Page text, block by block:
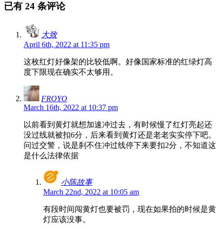
已有 24 条评论
大致
April 6th, 2022 at 11:35 pm
这枚红灯好像架的比较低啊。好像国家标准的红绿灯高
度下限现在确实不太够用。
FROYO
March 16th, 2022 at 10:37 pm
以前看到黄灯就想加速冲过去，有时候慢了红灯亮起还
没过线就被扣6分，后来看到黄灯还是老老实实停下吧。
问过交警，说是刹不住冲过线停下来要扣2分，不知道这
是什么法律依据
小陈故事
March 22nd, 2022 at 10:05 am
有段时间闯黄灯也要被罚，现在如果拍的时候是黄
灯应该没事。